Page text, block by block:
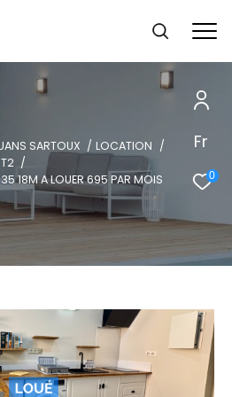
Fr
0
SARTOUX
LOCATION
T2
35 18M A LOUER 695 PAR MOIS